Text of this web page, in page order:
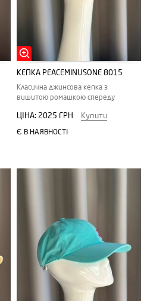
КЕПКА PEACEMINUSONE 8015
Класична джинсова кепка з
вишитою ромашкою спереду
ЦІНА: 2025 ГРН Купити
Є В НАЯВНОСТІ